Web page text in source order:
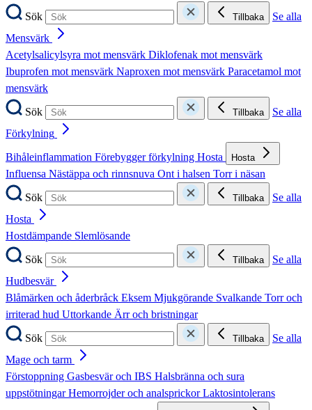
Sök
Tillbaka
Se alla
Mensvärk
Acetylsalicylsyra mot mensvärk Diklofenak mot mensvärk
Ibuprofen mot mensvärk Naproxen mot mensvärk Paracetamol mot
mensvärk
Sök
Tillbaka
Se alla
Förkylning
Bihåleinflammation Förebygger förkylning Hosta Hosta
Influensa Nästäppa och rinnsnuva Ont i halsen Torr i näsan
Sök
Tillbaka
Se alla
Hosta
Hostdämpande Slemlösande
Sök
Tillbaka
Se alla
Hudbesvär
Blåmärken och åderbråck Eksem Mjukgörande Svalkande Torr och
irriterad hud Uttorkande Ärr och bristningar
Sök
Tillbaka
Se alla
Mage och tarm
Förstoppning Gasbesvär och IBS Halsbränna och sura
uppstötningarHemorrojder och analsprickorLaktosintolerans